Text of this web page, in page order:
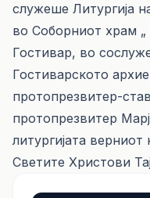
служеше Литургија
во Соборниот храм
Гостивар, во
Гостиварското
протопрезвитер-
протопрезвитер
литургијата
Светите Христови